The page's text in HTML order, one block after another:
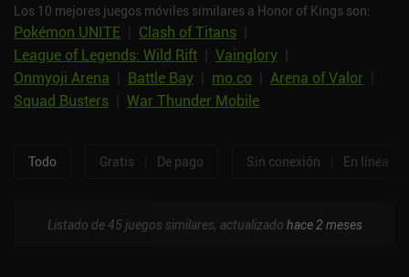
Los 10 mejores juegos móviles similares a Honor of Kings son:
Pokémon UNITE Clash of Titans
League of Legends: Wild Rift
Vainglory
Onmyoji Arena
Battle Bay mo.co Arena of Valor
Squad Busters
War Thunder Mobile
Todo Gratis De pago Sin conexión En línea
Listado de 45 juegos similares, actualizado hace 2 meses